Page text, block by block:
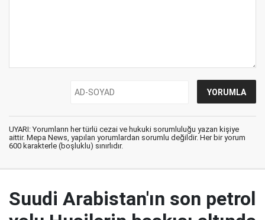
UYARI: Yorumların her türlü cezai ve hukuki sorumluluğu yazan kişiye
aittir. Mepa News, yapılan yorumlardan sorumlu değildir. Her bir yorum
600 karakterle (boşluklu) sınırlıdır.
Suudi Arabistan'ın son petrol